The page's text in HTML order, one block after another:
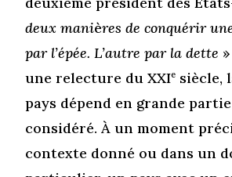
deux manières de conquérir
par l’épée. L’autre par la dette
une relecture du XXIe siècle,
pays dépend en grande
considéré. À un moment
contexte donné ou dans un